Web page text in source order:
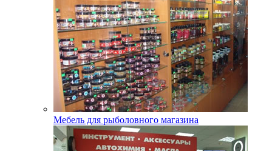
Мебель для рыболовного магазина